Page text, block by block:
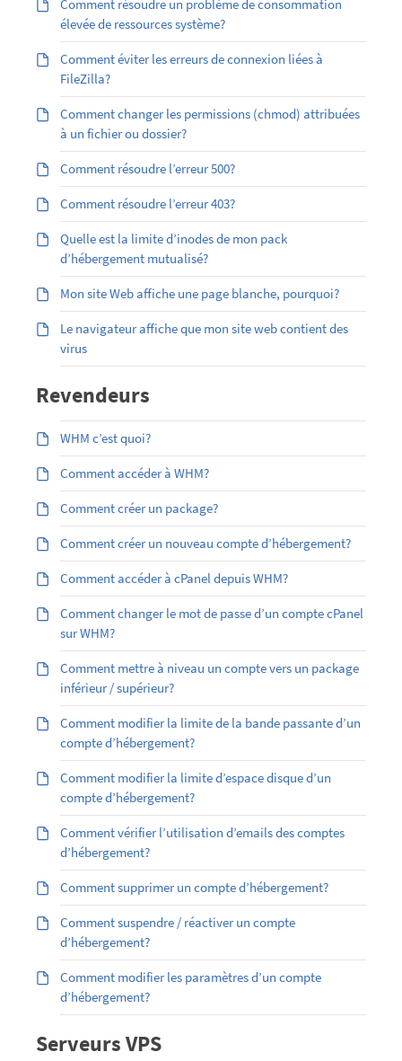
Comment résoudre un problème de consommation
élevée de ressources système?
Comment éviter les erreurs de connexion liées à
FileZilla?
Comment changer les permissions (chmod) attribuées
à un fichier ou dossier?
Comment résoudre l’erreur 500?
Comment résoudre l’erreur 403?
Quelle est la limite d’inodes de mon pack
d’hébergement mutualisé?
Mon site Web affiche une page blanche, pourquoi?
Le navigateur affiche que mon site web contient des
virus
Revendeurs
WHM c’est quoi?
Comment accéder à WHM?
Comment créer un package?
Comment créer un nouveau compte d’hébergement?
Comment accéder à cPanel depuis WHM?
Comment changer le mot de passe d’un compte cPanel
sur WHM?
Comment mettre à niveau un compte vers un package
inférieur / supérieur?
Comment modifier la limite de la bande passante d’un
compte d’hébergement?
Comment modifier la limite d’espace disque d’un
compte d’hébergement?
Comment vérifier l’utilisation d’emails des comptes
d’hébergement?
Comment supprimer un compte d’hébergement?
Comment suspendre / réactiver un compte
d’hébergement?
Comment modifier les paramètres d’un compte
d’hébergement?
Serveurs VPS